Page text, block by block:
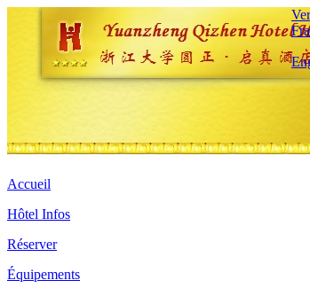
Accueil
Hôtel Infos
Réserver
Équipements